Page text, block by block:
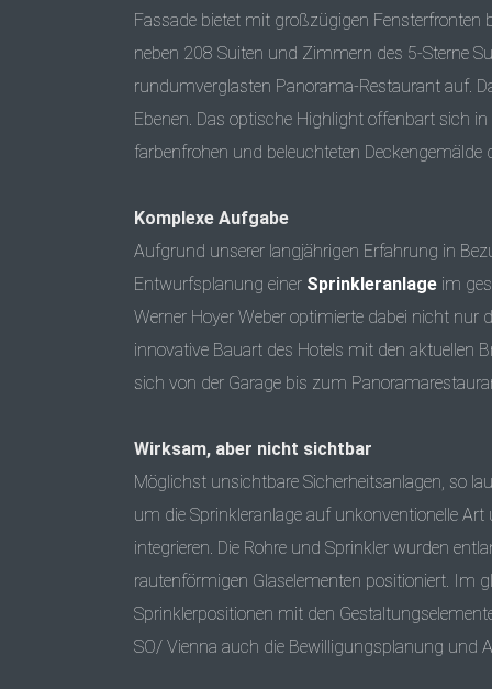
Fassade bietet mit großzügigen Fensterfronten
neben 208 Suiten und Zimmern des 5-Sterne
rundumverglasten Panorama-Restaurant auf.
Ebenen. Das optische Highlight offenbart sich
farbenfrohen und beleuchteten Deckengemälde
Komplexe Aufgabe
Aufgrund unserer langjährigen Erfahrung in
Entwurfsplanung einer Sprinkleranlage im
Werner Hoyer Weber optimierte dabei nicht
innovative Bauart des Hotels mit den aktuellen
sich von der Garage bis zum
Wirksam, aber nicht sichtbar
Möglichst unsichtbare Sicherheitsanlagen, so
um die Sprinkleranlage auf unkonventionelle
integrieren. Die Rohre und Sprinkler wurden
rautenförmigen Glaselementen positioniert. Im
Sprinklerpositionen mit den
SO/ Vienna auch die Bewilligungsplanung und